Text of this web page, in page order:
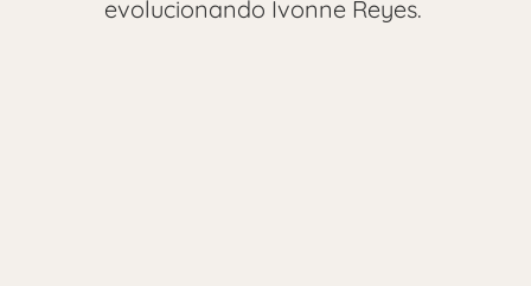
evolucionando Ivonne Reyes.